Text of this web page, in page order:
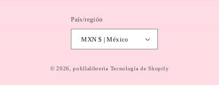
País/región
MXN $ | México
© 2026,polillalibreria Tecnología de Shopify